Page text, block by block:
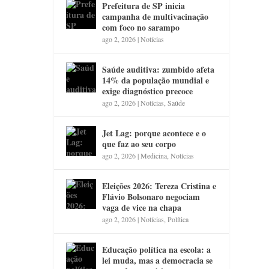
Prefeitura de SP inicia
campanha de multivacinação
com foco no sarampo
ago 2, 2026|Notícias
Saúde auditiva: zumbido afeta
14% da população mundial e
exige diagnóstico precoce
ago 2, 2026|Notícias ,Saúde
Jet Lag: porque acontece e o
que faz ao seu corpo
ago 2, 2026|Medicina ,Notícias
Eleições 2026: Tereza Cristina e
Flávio Bolsonaro negociam
vaga de vice na chapa
ago 2, 2026|Notícias ,Política
Educação política na escola: a
lei muda, mas a democracia se